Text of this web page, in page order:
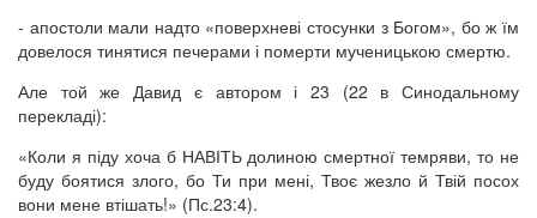
- апостоли мали надто «поверхневі стосунки з Богом», бо ж їм
довелося тинятися печерами і померти мученицькою смертю.
Але той же Давид є автором і 23 (22 в Синодальному
перекладі):
«Коли я піду хоча б НАВІТЬ долиною смертної темряви, то не
буду боятися злого, бо Ти при мені, Твоє жезло й Твій посох
вони мене втішать!» (Пс.23:4).